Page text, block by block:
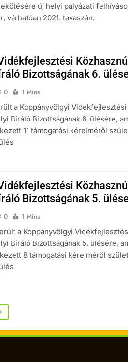
új helyi pályázati
várhatóan 2021. tavaszán.
Közhasznú
Bizottságának 6.
0
1 Mins
a Koppányvölgyi Vidékfejlesztési
Bíráló Bizottságának 6. ülésére,
11 támogatási kérelméről
Közhasznú
Bizottságának 5.
0
1 Mins
a Koppányvölgyi
Bíráló Bizottságának 5. ülésére,
8 támogatási kérelméről